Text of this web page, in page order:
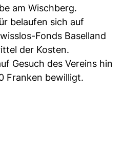
am Wischberg.
belaufen sich auf
Fonds Baselland
der Kosten.
Gesuch des Vereins hin
Franken bewilligt.